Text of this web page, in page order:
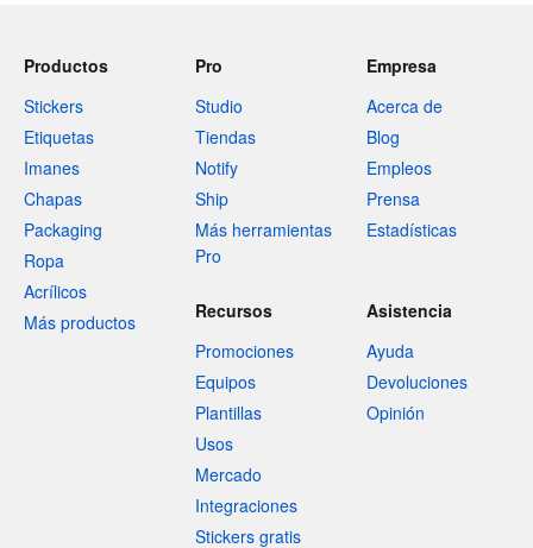
Productos
Stickers
Etiquetas
Imanes
Chapas
Packaging
Ropa
Acrílicos
Más productos
Pro
Studio
Tiendas
Notify
Ship
Más herramientas
Pro
Empresa
Acerca de
Blog
Empleos
Prensa
Estadísticas
Recursos
Promociones
Equipos
Plantillas
Usos
Mercado
Integraciones
Stickers gratis
Asistencia
Ayuda
Devoluciones
Opinión